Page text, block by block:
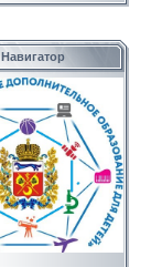
Навигатор